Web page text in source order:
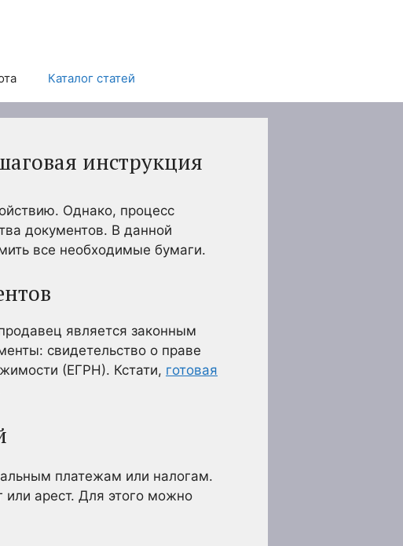
Каталог статей
инструкция
Однако, процесс
документов. В данной
все необходимые бумаги.
является законным
свидетельство о праве
(ЕГРН). Кстати, готовая
платежам или налогам.
или арест. Для этого можно